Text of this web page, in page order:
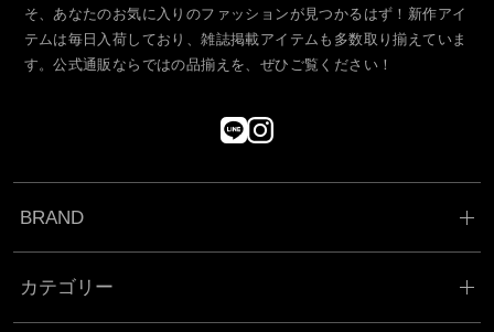
そ、あなたのお気に入りのファッションが見つかるはず！新作アイ
テムは毎日入荷しており、雑誌掲載アイテムも多数取り揃えていま
す。公式通販ならではの品揃えを、ぜひご覧ください！
BRAND
カテゴリー